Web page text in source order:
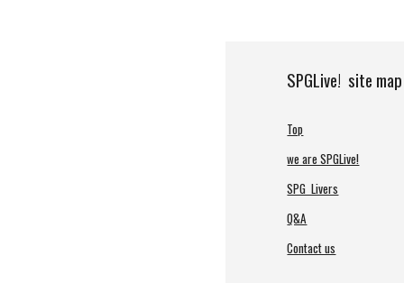
SPGLive! site map
Top
we are SPGLive!
SPG Livers
Q&A
Contact us